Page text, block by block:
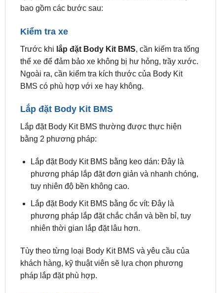
Kiểm tra xe
thể xe để đảm bảo xe không bị hư hỏng, trầy xước.
Ngoài ra, cần kiểm tra kích thước của Body Kit
BMS có phù hợp với xe hay không.
Lắp đặt Body Kit BMS
bằng 2 phương pháp:
Lắp đặt Body Kit BMS bằng keo dán: Đây là
tuy nhiên độ bền không cao.
Lắp đặt Body Kit BMS bằng ốc vít: Đây là
phương pháp lắp đặt chắc chắn và bền bỉ, tuy
nhiên thời gian lắp đặt lâu hơn.
Tùy theo từng loại Body Kit BMS và yêu cầu của
pháp lắp đặt phù hợp.
Sơn Body Kit BMS